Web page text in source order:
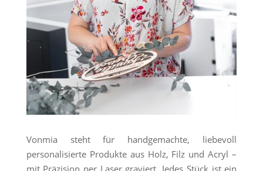
Vonmia steht für handgemachte, liebevoll
personalisierte Produkte aus Holz, Filz und Acryl –
mit Präzision per Laser graviert. Jedes Stück ist ein